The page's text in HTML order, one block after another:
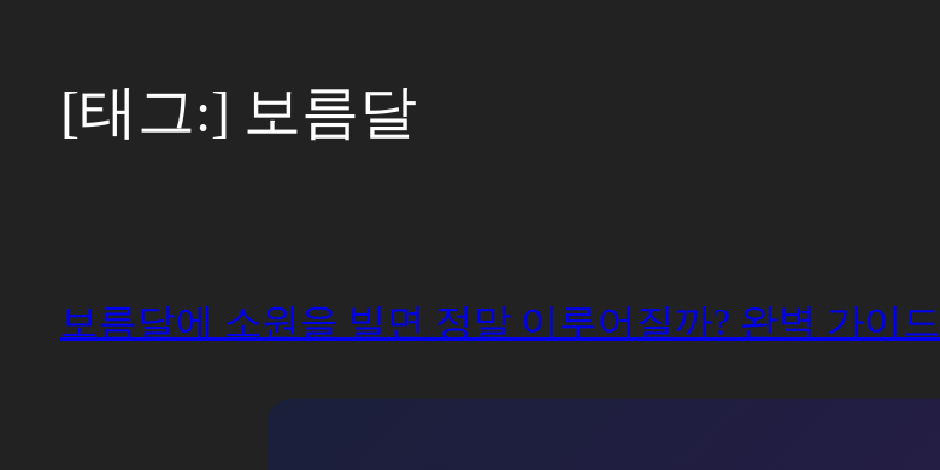
[태그:] 보름달
보름달에 소원을 빌면 정말 이루어질까? 완벽 가이드